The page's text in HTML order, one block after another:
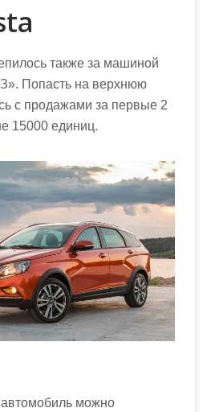
также за машиной
Попасть на верхнюю
с продажами за первые 2
15000 единиц.
можно